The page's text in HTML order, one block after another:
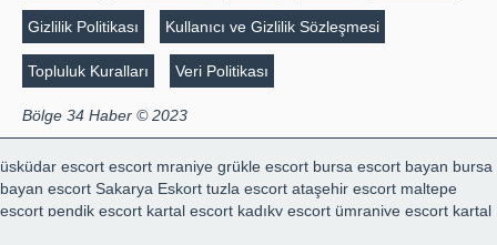
Gizlilik Politikası Kullanıcı ve Gizlilik Sözleşmesi
Topluluk Kuralları Veri Politikası
Bölge 34 Haber © 2023
üsküdar escort escort mraniye grükle escort bursa escort bayan bursa
bayan escort Sakarya Eskort tuzla escort ataşehir escort maltepe
escort pendik escort kartal escort kadıky escort ümraniye escort kartal